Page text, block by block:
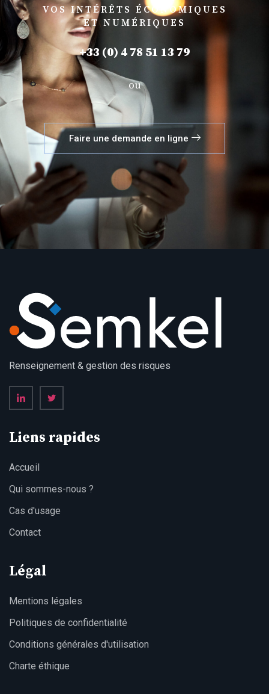
VOS INTÉRÊTS ÉCONOMIQUES
ET NUMÉRIQUES
+33 (0) 4 78 51 13 79
ou
Faire une demande en ligne
Renseignement & gestion des risques
Liens rapides
Accueil
Qui sommes-nous ?
Cas d'usage
Contact
Légal
Mentions légales
Politiques de confidentialité
Conditions générales d'utilisation
Charte éthique